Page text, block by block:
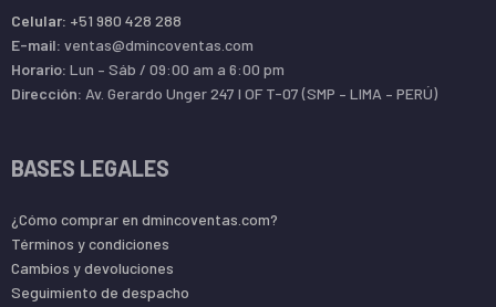
Celular: +51 980 428 288
E-mail: ventas@dmincoventas.com
Horario: Lun – Sáb / 09:00 am a 6:00 pm
Dirección: Av. Gerardo Unger 247 l OF T-07 (SMP – LIMA – PERÚ)
BASES LEGALES
¿Cómo comprar en dmincoventas.com?
Términos y condiciones
Cambios y devoluciones
Seguimiento de despacho